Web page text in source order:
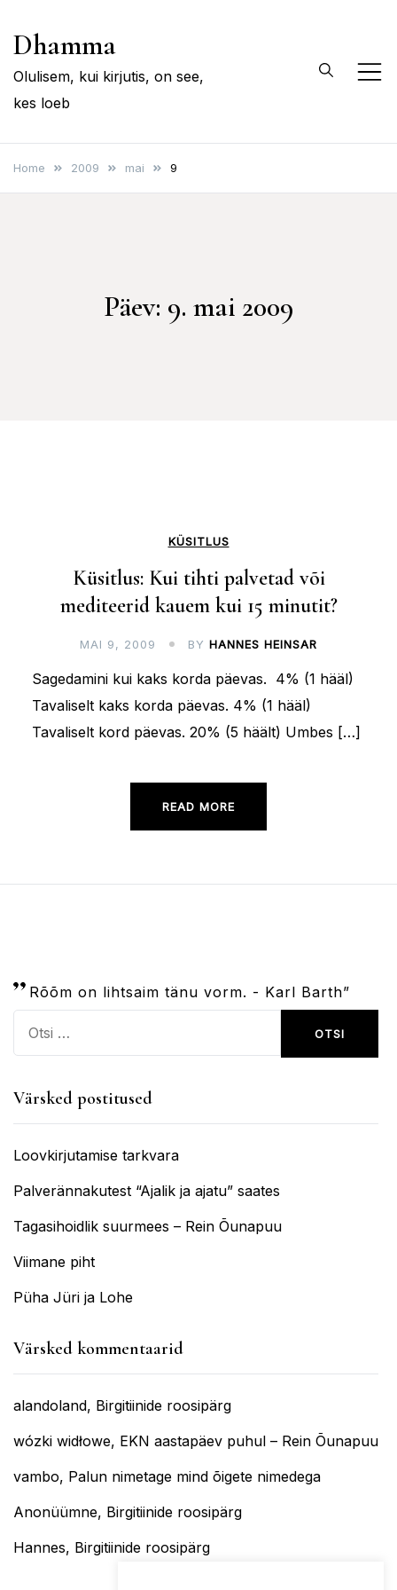
Dhamma
Olulisem, kui kirjutis, on see,
kes loeb
Home 2009 mai 9
Päev: 9. mai 2009
KÜSITLUS
Küsitlus: Kui tihti palvetad või
mediteerid kauem kui 15 minutit?
MAI 9, 2009 BY HANNES HEINSAR
Sagedamini kui kaks korda päevas. 4% (1 hääl)
Tavaliselt kaks korda päevas. 4% (1 hääl)
Tavaliselt kord päevas. 20% (5 häält) Umbes […]
READ MORE
Rõõm on lihtsaim tänu vorm. - Karl Barth”
Värsked postitused
Loovkirjutamise tarkvara
Palverännakutest “Ajalik ja ajatu” saates
Tagasihoidlik suurmees – Rein Õunapuu
Viimane piht
Püha Jüri ja Lohe
Värsked kommentaarid
alandoland, Birgitiinide roosipärg
wózki widłowe, EKN aastapäev puhul – Rein Õunapuu
vambo, Palun nimetage mind õigete nimedega
Anonüümne, Birgitiinide roosipärg
Hannes, Birgitiinide roosipärg